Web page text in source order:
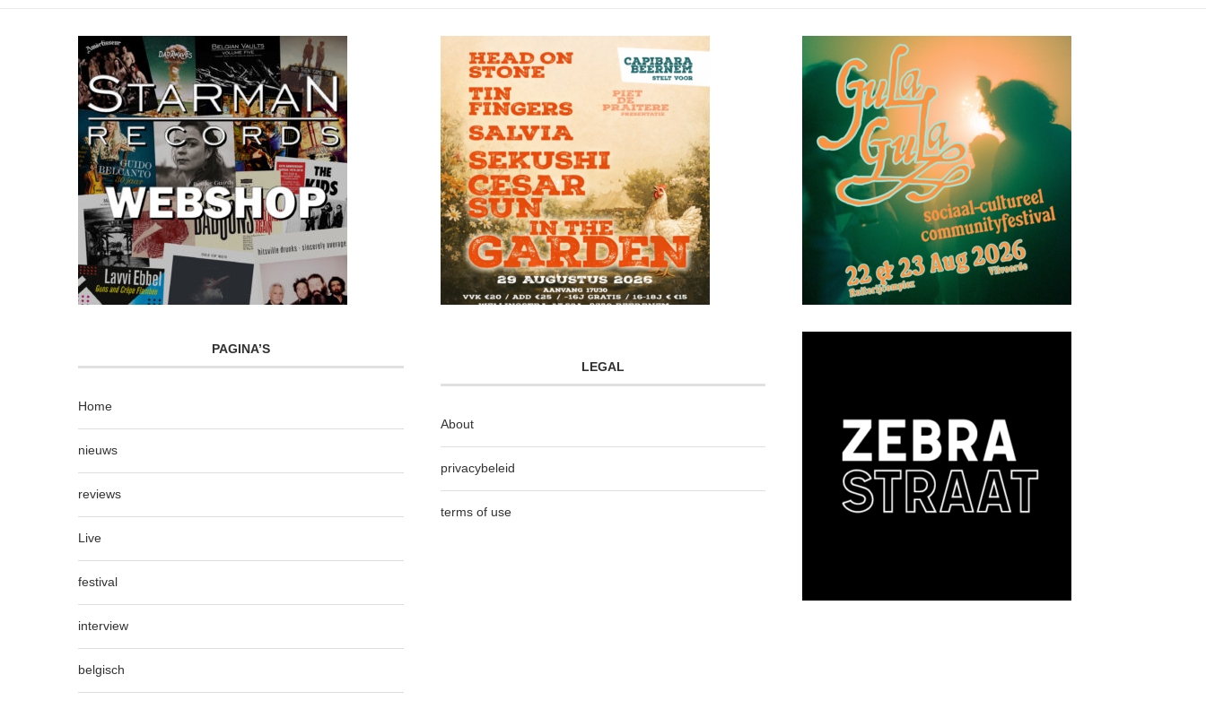
PAGINA’S
Home
nieuws
reviews
Live
festival
interview
belgisch
LEGAL
About
privacybeleid
terms of use